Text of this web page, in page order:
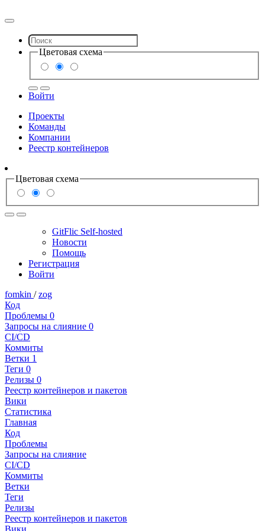
Цветовая схема
Войти
Проекты
Команды
Компании
Реестр контейнеров
Цветовая схема
GitFlic Self-hosted
Новости
Помощь
Регистрация
Войти
fomkin / zog
Код
Проблемы 0
Запросы на слияние 0
CI/CD
Коммиты
Ветки 1
Теги 0
Релизы 0
Реестр контейнеров и пакетов
Вики
Статистика
Главная
Код
Проблемы
Запросы на слияние
CI/CD
Коммиты
Ветки
Теги
Релизы
Реестр контейнеров и пакетов